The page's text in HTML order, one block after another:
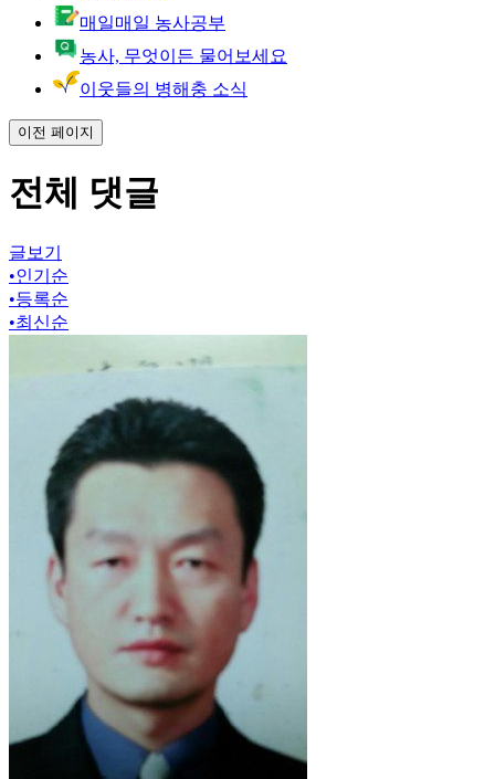
매일매일 농사공부
농사, 무엇이든 물어보세요
이웃들의 병해충 소식
이전 페이지
전체 댓글
글보기
•인기순
•등록순
•최신순